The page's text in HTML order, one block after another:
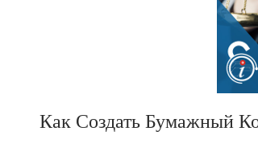
Как Создать Бумажный